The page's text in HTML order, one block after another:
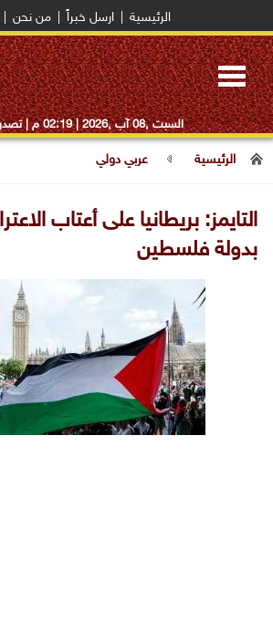
الرئيسية ارسل خبراً من نحن
Toggle
navigation
السبت ,08 آب ,2026 | 02:19 م |
الرئيسية عربي دولي
التايمز: بريطانيا على أعتاب
بدولة فلسطين